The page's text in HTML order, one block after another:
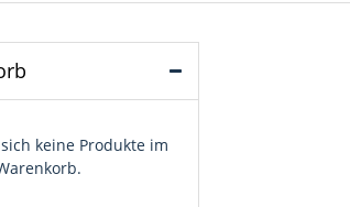
keine Produkte im